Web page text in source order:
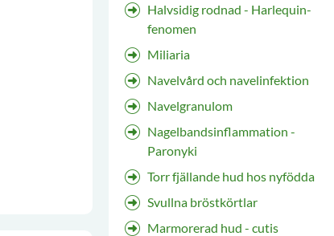
Halvsidig rodnad - Harlequin-
fenomen
Miliaria
Navelvård och navelinfektion
Navelgranulom
Nagelbandsinflammation -
Paronyki
Torr fjällande hud hos nyfödda
Svullna bröstkörtlar
Marmorerad hud - cutis